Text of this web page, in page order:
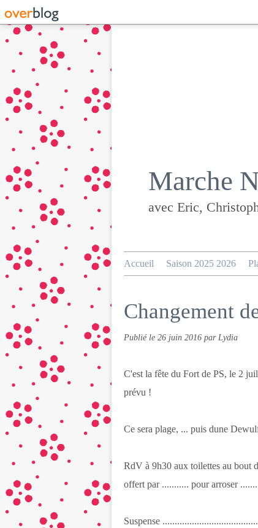
Marche
avec Eric,
Accueil Saison 2025 2026
Changement
Publié le 26 juin 2016 par Lydia
C'est la fête du Fort de PS, le 2
prévu !
Ce sera plage, ... puis dune
RdV à 9h30 aux toilettes au bout
offert par ........... pour arroser
Suspense